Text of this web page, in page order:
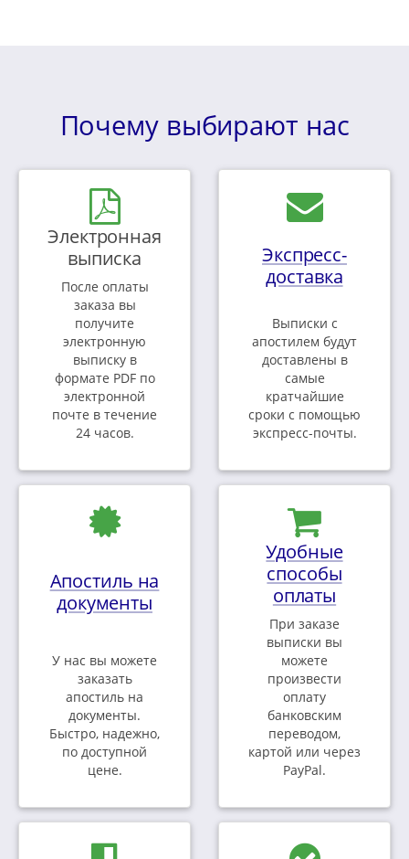
Почему выбирают нас
Электронная
выписка
После оплаты
заказа вы
получите
электронную
выписку в
формате PDF по
электронной
почте в течение
24 часов.
Экспресс-
доставка
Выписки с
апостилем будут
доставлены в
самые
кратчайшие
сроки с помощью
экспресс-почты.
Апостиль на
документы
У нас вы можете
заказать
апостиль на
документы.
Быстро, надежно,
по доступной
цене.
Удобные
способы
оплаты
При заказе
выписки вы
можете
произвести
оплату
банковским
переводом,
картой или через
PayPal.